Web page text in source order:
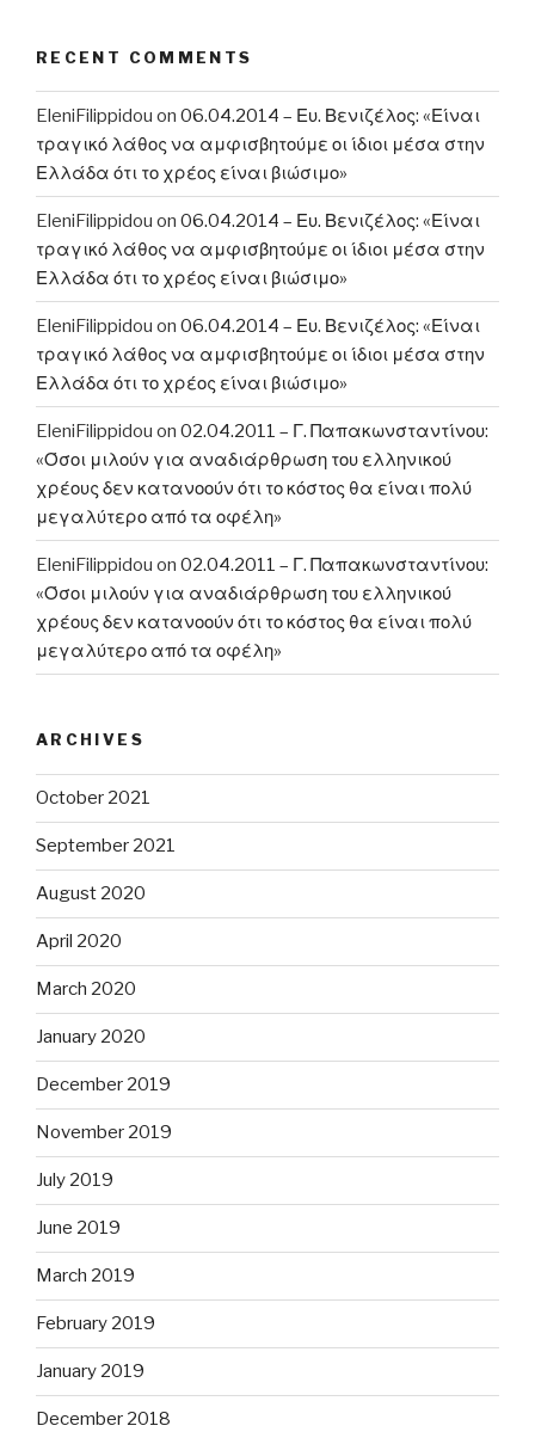
RECENT COMMENTS
EleniFilippidou on 06.04.2014 – Ευ. Βενιζέλος: «Είναι
τραγικό λάθος να αμφισβητούμε οι ίδιοι μέσα στην
Ελλάδα ότι το χρέος είναι βιώσιμο»
EleniFilippidou on 06.04.2014 – Ευ. Βενιζέλος: «Είναι
τραγικό λάθος να αμφισβητούμε οι ίδιοι μέσα στην
Ελλάδα ότι το χρέος είναι βιώσιμο»
EleniFilippidou on 06.04.2014 – Ευ. Βενιζέλος: «Είναι
τραγικό λάθος να αμφισβητούμε οι ίδιοι μέσα στην
Ελλάδα ότι το χρέος είναι βιώσιμο»
EleniFilippidou on 02.04.2011 – Γ. Παπακωνσταντίνου:
«Όσοι μιλούν για αναδιάρθρωση του ελληνικού
χρέους δεν κατανοούν ότι το κόστος θα είναι πολύ
μεγαλύτερο από τα οφέλη»
EleniFilippidou on 02.04.2011 – Γ. Παπακωνσταντίνου:
«Όσοι μιλούν για αναδιάρθρωση του ελληνικού
χρέους δεν κατανοούν ότι το κόστος θα είναι πολύ
μεγαλύτερο από τα οφέλη»
ARCHIVES
October 2021
September 2021
August 2020
April 2020
March 2020
January 2020
December 2019
November 2019
July 2019
June 2019
March 2019
February 2019
January 2019
December 2018